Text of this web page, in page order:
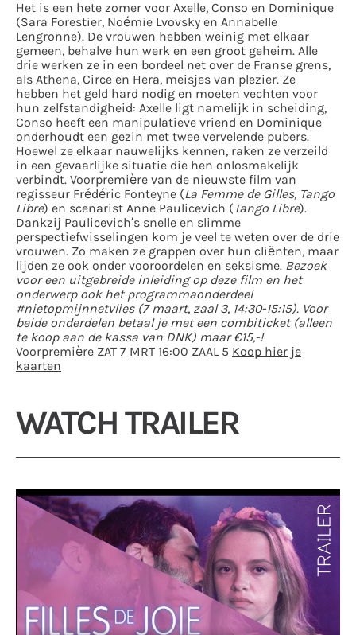
Het is een hete zomer voor Axelle, Conso en Dominique
(Sara Forestier, Noémie Lvovsky en Annabelle
Lengronne). De vrouwen hebben weinig met elkaar
gemeen, behalve hun werk en een groot geheim. Alle
drie werken ze in een bordeel net over de Franse grens,
als Athena, Circe en Hera, meisjes van plezier. Ze
hebben het geld hard nodig en moeten vechten voor
hun zelfstandigheid: Axelle ligt namelijk in scheiding,
Conso heeft een manipulatieve vriend en Dominique
onderhoudt een gezin met twee vervelende pubers.
Hoewel ze elkaar nauwelijks kennen, raken ze verzeild
in een gevaarlijke situatie die hen onlosmakelijk
verbindt. Voorpremière van de nieuwste film van
regisseur Frédéric Fonteyne (La Femme de Gilles, Tango
Libre) en scenarist Anne Paulicevich (Tango Libre).
Dankzij Paulicevich’s snelle en slimme
perspectiefwisselingen kom je veel te weten over de drie
vrouwen. Zo maken ze grappen over hun cliënten, maar
lijden ze ook onder vooroordelen en seksisme. Bezoek
voor een uitgebreide inleiding op deze film en het
onderwerp ook het programmaonderdeel
#nietopmijnnetvlies (7 maart, zaal 3, 14:30-15:15). Voor
beide onderdelen betaal je met een combiticket (alleen
te koop aan de kassa van DNK) maar €15,-!
Voorpremière ZAT 7 MRT 16:00 ZAAL 5 Koop hier je
kaarten
WATCH TRAILER